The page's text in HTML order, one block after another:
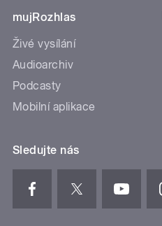
mujRozhlas
Živé vysílání
Audioarchiv
Podcasty
Mobilní aplikace
Sledujte nás